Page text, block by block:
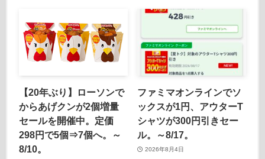
【20年ぶり】ローソンで
からあげクンが2個増量
セールを開催中。定価
298円で5個⇒7個へ。～
8/10。
ファミマオンラインでソ
ックスが1円、アウターT
シャツが300円引きセー
ル。～8/17。
2026年8月4日